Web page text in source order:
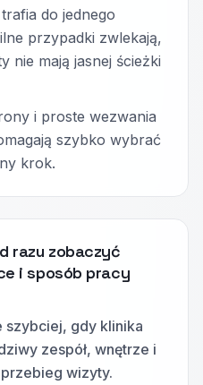
do jednego
przypadki zwlekają,
nie mają jasnej ścieżki
i proste wezwania
szybko wybrać
krok.
razu zobaczyć
i sposób pracy
szybciej, gdy klinika
zespół, wnętrze i
przebieg wizyty.